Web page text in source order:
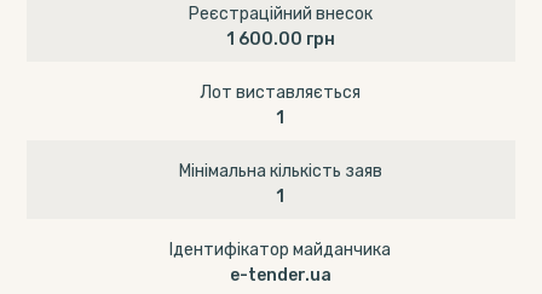
Реєстраційний внесок
1 600.00 грн
Лот виставляється
1
Мінімальна кількість заяв
1
Ідентифікатор майданчика
e-tender.ua